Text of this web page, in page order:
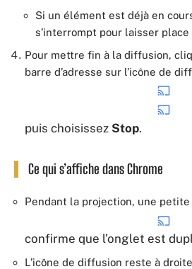
Si un élément est déjà en
s’interrompt pour laisser place
Pour mettre fin à la diffusion,
barre d’adresse sur l’icône de
puis choisissez Stop.
Ce qui s’affiche dans Chrome
Pendant la projection, une petite
confirme que l’onglet est
L’icône de diffusion reste à